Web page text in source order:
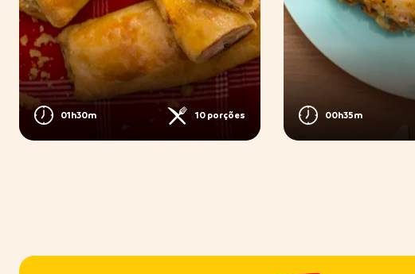
01h30m 10 porções 00h35m